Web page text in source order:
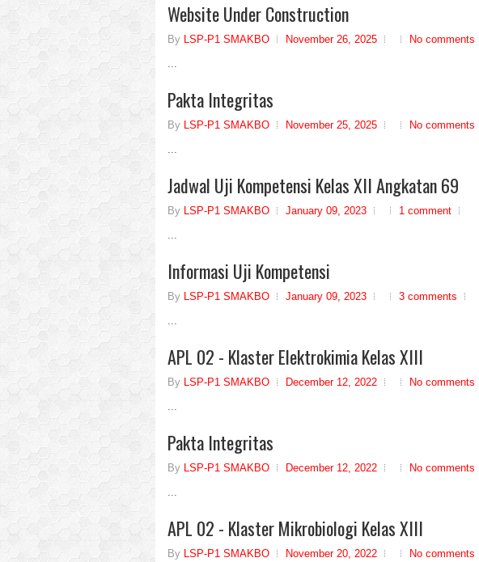
Website Under Construction
By LSP-P1 SMAKBO November 26, 2025
No comments
...
Pakta Integritas
By LSP-P1 SMAKBO November 25, 2025
No comments
...
Jadwal Uji Kompetensi Kelas XII Angkatan 69
By LSP-P1 SMAKBO January 09, 2023
1 comment
...
Informasi Uji Kompetensi
By LSP-P1 SMAKBO January 09, 2023
3 comments
...
APL 02 - Klaster Elektrokimia Kelas XIII
By LSP-P1 SMAKBO December 12, 2022
No comments
...
Pakta Integritas
By LSP-P1 SMAKBO December 12, 2022
No comments
...
APL 02 - Klaster Mikrobiologi Kelas XIII
By LSP-P1 SMAKBO November 20, 2022
No comments